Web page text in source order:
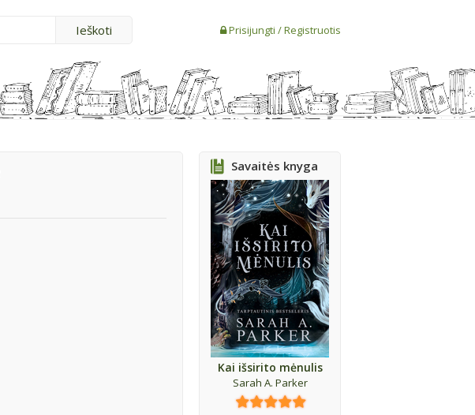
Prisijungti /Registruotis
Savaitės knyga
Kai išsirito mėnulis
Sarah A. Parker